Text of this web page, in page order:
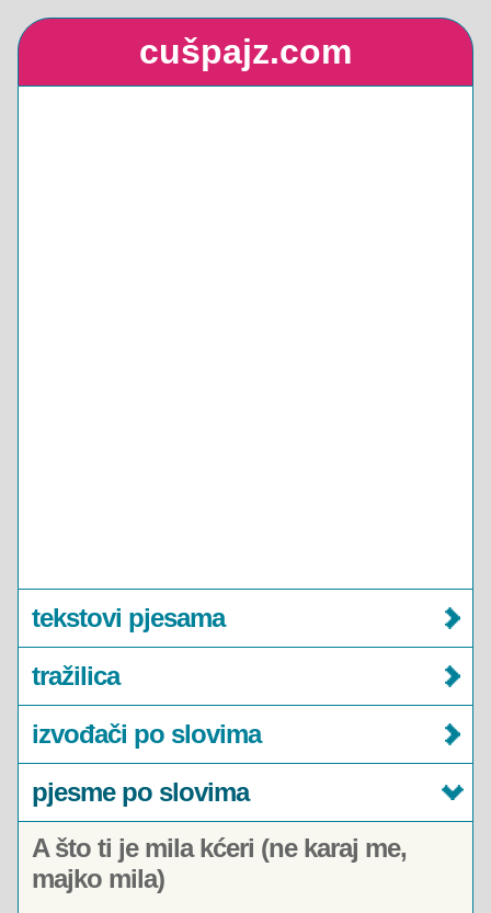
cušpajz.com
tekstovi pjesama
tražilica
izvođači po slovima
pjesme po slovima
A što ti je mila kćeri (ne karaj me,
majko mila)